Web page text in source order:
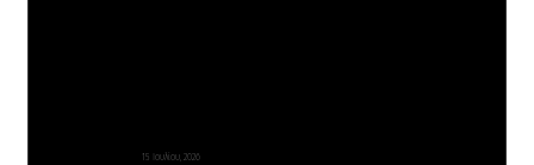
15 Ιουλίου, 2026